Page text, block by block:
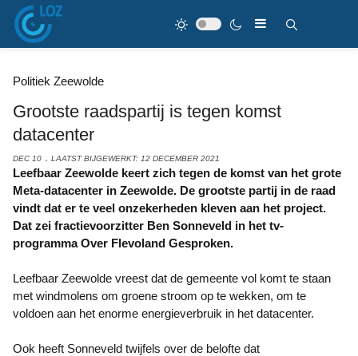
Politiek Zeewolde
Grootste raadspartij is tegen komst
datacenter
DEC 10 LAATST BIJGEWERKT: 12 DECEMBER 2021
Leefbaar Zeewolde keert zich tegen de komst van het grote
Meta-datacenter in Zeewolde. De grootste partij in de raad
vindt dat er te veel onzekerheden kleven aan het project.
Dat zei fractievoorzitter Ben Sonneveld in het tv-
programma Over Flevoland Gesproken.
Leefbaar Zeewolde vreest dat de gemeente vol komt te staan
met windmolens om groene stroom op te wekken, om te
voldoen aan het enorme energieverbruik in het datacenter.
Ook heeft Sonneveld twijfels over de belofte dat